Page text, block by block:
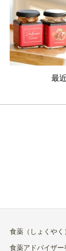
最
食薬（しょくやく
食薬アドバイザー